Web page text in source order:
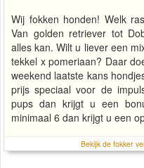
Wij fokken honden! Welk
Van golden retriever tot
alles kan. Wilt u liever een
tekkel x pomeriaan? Daar
weekend laatste kans
prijs speciaal voor de
pups dan krijgt u een
minimaal 6 dan krijgt u een
Bekijk de fokker